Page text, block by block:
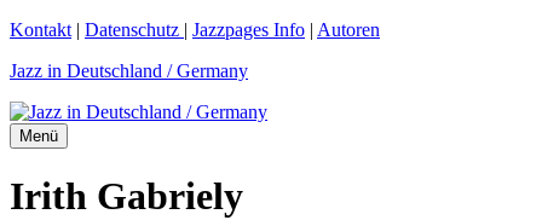
Zum
springen
Kontakt | Datenschutz | Jazzpages Info | Autoren
Jazz in Deutschland / Germany
Menü
Irith Gabriely